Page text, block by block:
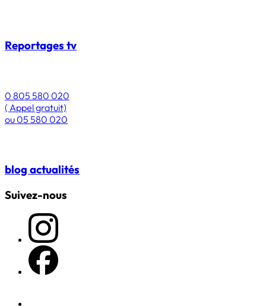
Reportages tv
0 805 580 020
( Appel gratuit)
ou05 580 020
blog actualités
Suivez-nous